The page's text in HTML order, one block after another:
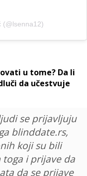
(@lsenna12)
u tome? Da li
da učestvuje
se prijavljuju
blinddate.rs,
koji su bili
i prijave da
da se prijave